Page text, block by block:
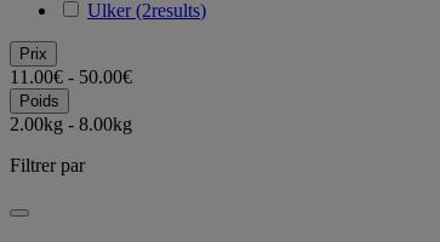
Ulker(2results)
Prix
11.00€ - 50.00€
Poids
2.00kg - 8.00kg
Filtrer par